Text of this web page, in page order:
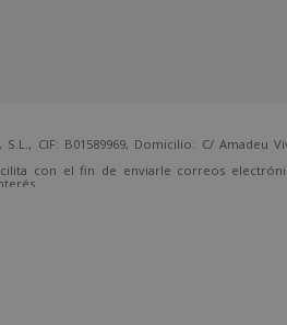
S.L., CIF: B01589969, Domicilio: C/
con el fin de enviarle correos
dirigiéndose a la dirección